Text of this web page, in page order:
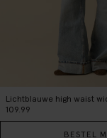
109.99
BESTEL